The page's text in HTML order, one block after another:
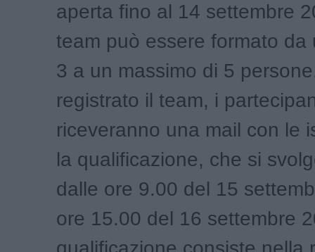
aperta fino al 14 settembre
team può essere formato da
3 a un massimo di 5
registrato il team, i
riceveranno una mail con le
la qualificazione, che si
dalle ore 9.00 del 15
ore 15.00 del 16 settembre